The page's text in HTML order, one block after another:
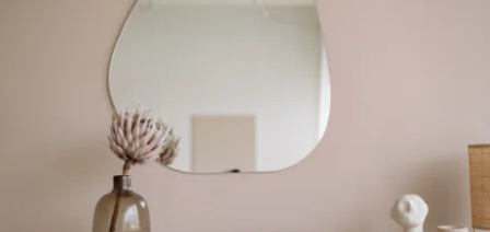
UTILE
PER
OGNI
ESIGENZA